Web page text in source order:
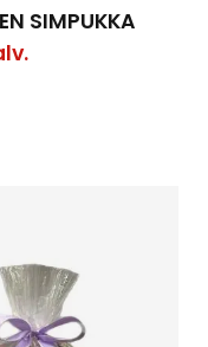
SIMPUKKA